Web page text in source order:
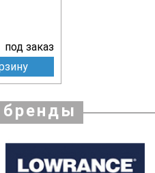
под заказ